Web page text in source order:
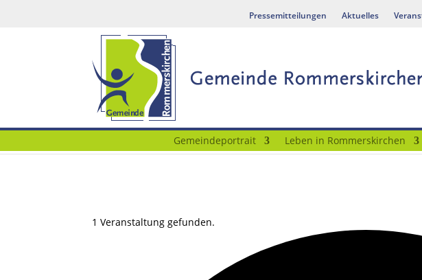
Pressemitteilungen Aktuelles
Gemeindeportrait Leben in Rommerskirchen
1 Veranstaltung gefunden.